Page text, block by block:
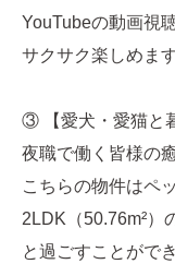
YouTubeの動画視
サクサク楽しめます
③ 【愛犬・愛猫と
夜職で働く皆様の
こちらの物件はペ
2LDK（50.76m²）
と過ごすことがで